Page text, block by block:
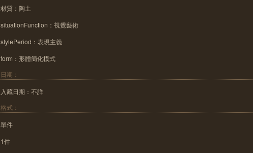
材質：陶土
situationFunction：視覺藝術
stylePeriod：表現主義
form：形體簡化模式
日期：
入藏日期：不詳
格式：
單件
1件